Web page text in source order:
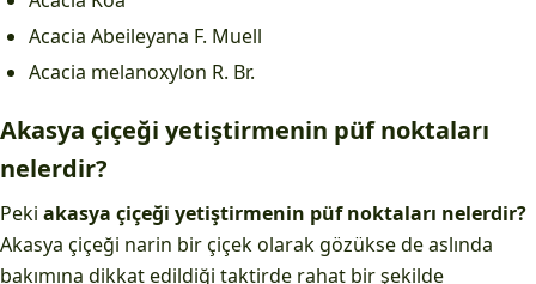
Acacia Abeileyana F. Muell
Acacia melanoxylon R. Br.
Akasya çiçeği yetiştirmenin püf noktaları
nelerdir?
Peki akasya çiçeği yetiştirmenin püf noktaları nelerdir?
Akasya çiçeği narin bir çiçek olarak gözükse de aslında
bakımına dikkat edildiği taktirde rahat bir şekilde